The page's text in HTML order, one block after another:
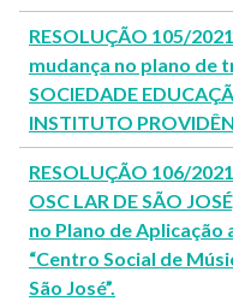
RESOLUÇÃO 105/
mudança no plano de
SOCIEDADE
INSTITUTO
RESOLUÇÃO 106/
OSC LAR DE SÃO
no Plano de
“Centro Social de
São José”.